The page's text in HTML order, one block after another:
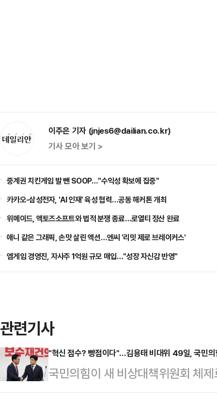
이주은 기자 (jnjes6@dailian.co.kr)
기사 모아 보기 >
중계권 치킨게임 발 뺀 SOOP…"수익성 확보에 집중"
카카오-삼성전자, 'AI 인재' 육성 협력…공동 해커톤 개최
위메이드, 액토즈소프트와 법적 분쟁 종료…로열티 정산 완료
애니 같은 그래픽, 손맛 살린 액션…엔씨 '리밋 제로 브레이커스'
엠게임 경영진, 자사주 1억원 규모 매입…"성장 자신감 반영"
관련기사
"혁신 점수? 빵점이다"…김용태 비대위 49일, 국민의
국민의힘이 새 비상대책위원회 체
가 종료되면서 송언석 원내대표가